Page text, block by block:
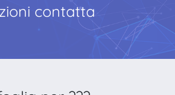
contatta